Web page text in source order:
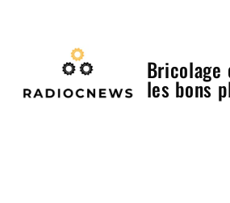
Bricolage
les bons